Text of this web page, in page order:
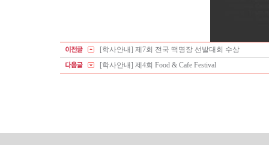
[학사안내] 제7회 전국 떡명장 선발대회 수상
[학사안내] 제4회 Food & Cafe Festival